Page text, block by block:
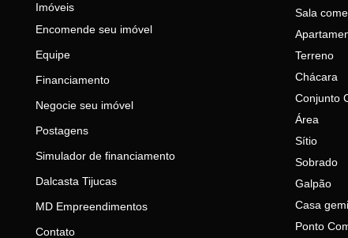
Imóveis
Encomende seu imóvel
Equipe
Financiamento
Negocie seu imóvel
Postagens
Simulador de financiamento
Dalcasta Tijucas
MD Empreendimentos
Contato
Sala
Terreno
Chácara
Conjunto
Área
Sítio
Sobrado
Galpão
Casa
Ponto